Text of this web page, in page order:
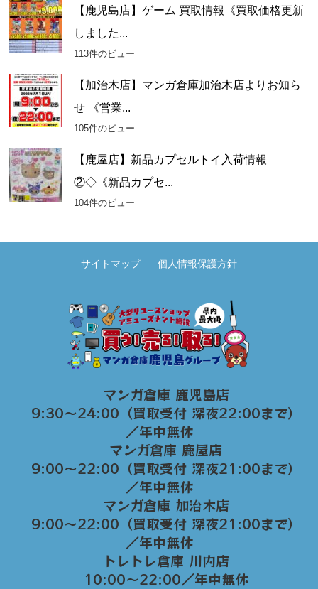
【鹿児島店】ゲーム 買取情報《買取価格更新
しました...
113件のビュー
【加治木店】マンガ倉庫加治木店よりお知ら
せ 《営業...
105件のビュー
【鹿屋店】新品カプセルトイ入荷情報
②◇《新品カプセ...
104件のビュー
サイトマップ 個人情報保護方針
マンガ倉庫 鹿児島店
9:30～24:00（買取受付 深夜22:00まで）
／年中無休
マンガ倉庫 鹿屋店
9:00～22:00（買取受付 深夜21:00まで）
／年中無休
マンガ倉庫 加治木店
9:00〜22:00（買取受付 深夜21:00まで）
／年中無休
トレトレ倉庫 川内店
10:00〜22:00／年中無休